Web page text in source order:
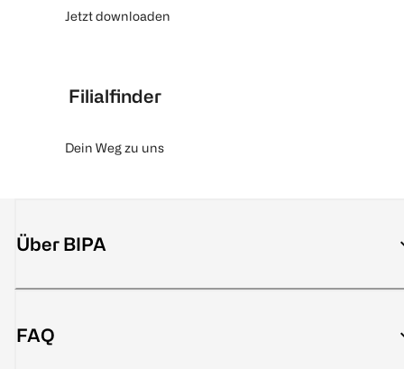
Jetzt downloaden
Filialfinder
Dein Weg zu uns
Über BIPA
FAQ